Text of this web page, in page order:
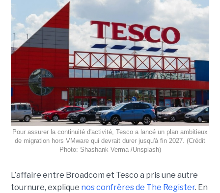
Pour assurer la continuité d'activité, Tesco a lancé un plan ambitieux
de migration hors VMware qui devrait durer jusqu'à fin 2027. (Crédit
Photo: Shashank Verma /Unsplash)
L’affaire entre Broadcom et Tesco a pris une autre
tournure, explique nos confrères de The Register. En